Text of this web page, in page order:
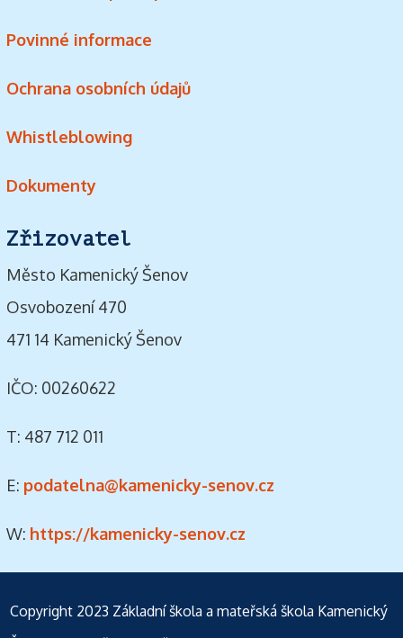
Povinné informace
Ochrana osobních údajů
Whistleblowing
Dokumenty
Zřizovatel
Město Kamenický Šenov
Osvobození 470
471 14 Kamenický Šenov
IČO: 00260622
T: 487 712 011
E: podatelna@kamenicky-senov.cz
W: https://kamenicky-senov.cz
Copyright 2023 Základní škola a mateřská škola Kamenický